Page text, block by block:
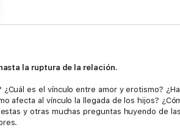
la ruptura de la relación.
es el vínculo entre amor y erotismo?
afecta al vínculo la llegada de los hijos?
y otras muchas preguntas huyendo de